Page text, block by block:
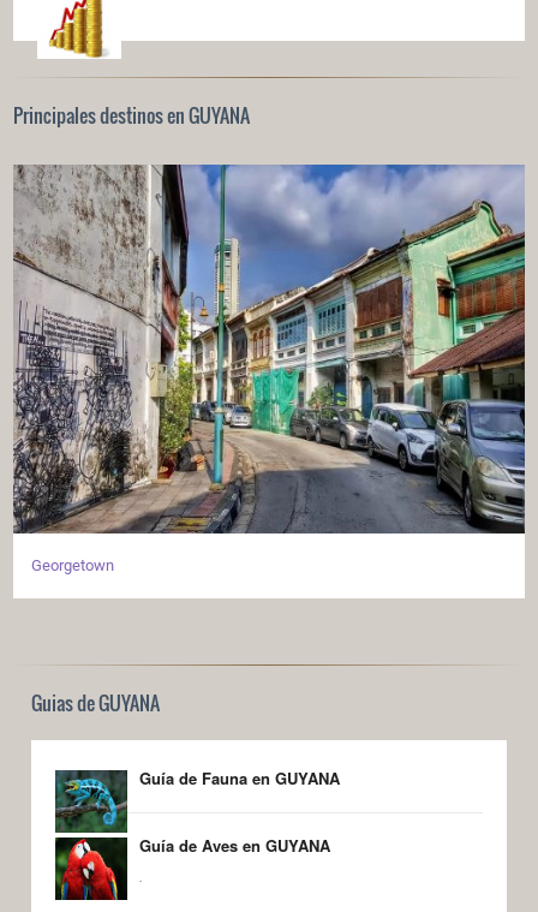
Principales destinos en GUYANA
Georgetown
Guias de GUYANA
Guía de Fauna en GUYANA
Guía de Aves en GUYANA
.